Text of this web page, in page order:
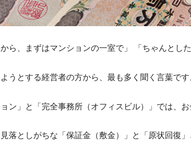
ら、まずはマンションの一室で」 「ちゃんとし
うとする経営者の方から、最も多く聞く言葉です
ン」と「完全事務所（オフィスビル）」では、お
落としがちな「保証金（敷金）」と「原状回復